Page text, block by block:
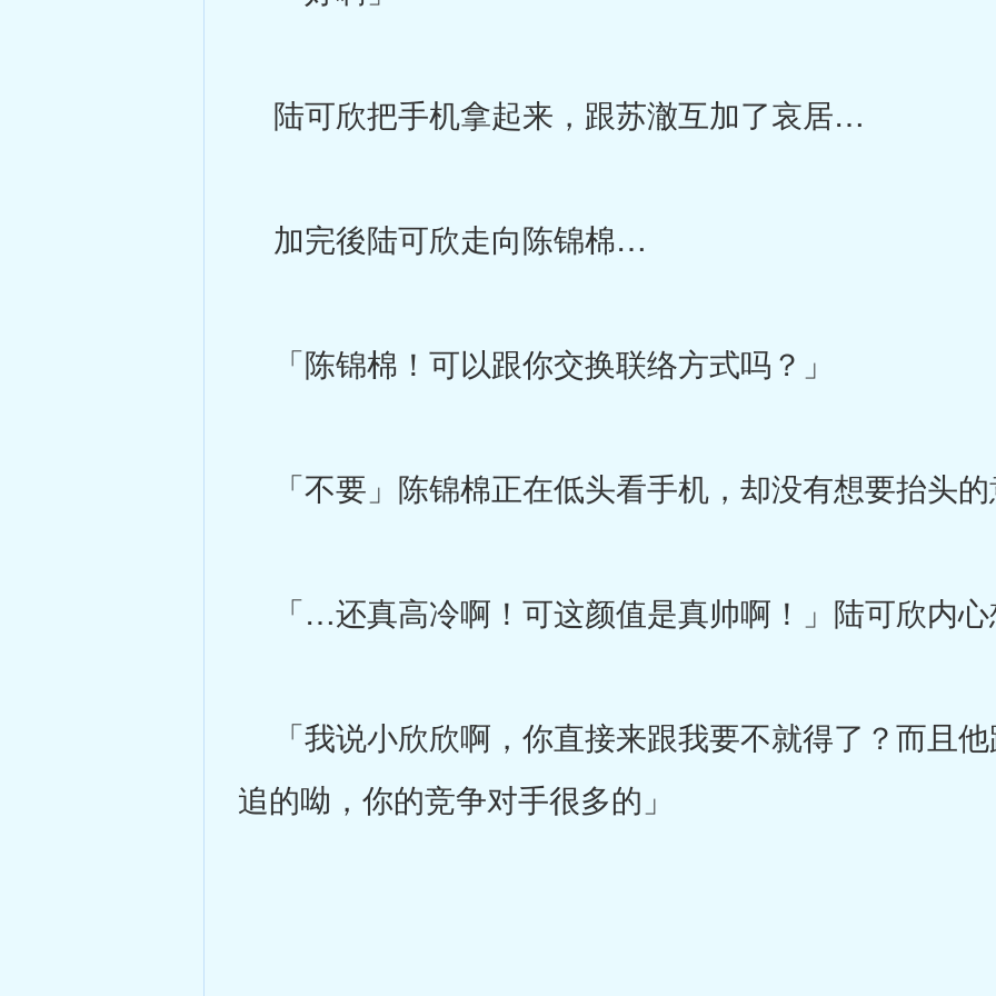
陆可欣把手机拿起来，跟苏澈互加了哀居…
加完後陆可欣走向陈锦棉…
「陈锦棉！可以跟你交换联络方式吗？」
「不要」陈锦棉正在低头看手机，却没有想要抬头
「…还真高冷啊！可这颜值是真帅啊！」陆可欣内
「我说小欣欣啊，你直接来跟我要不就得了？而且
追的呦，你的竞争对手很多的」